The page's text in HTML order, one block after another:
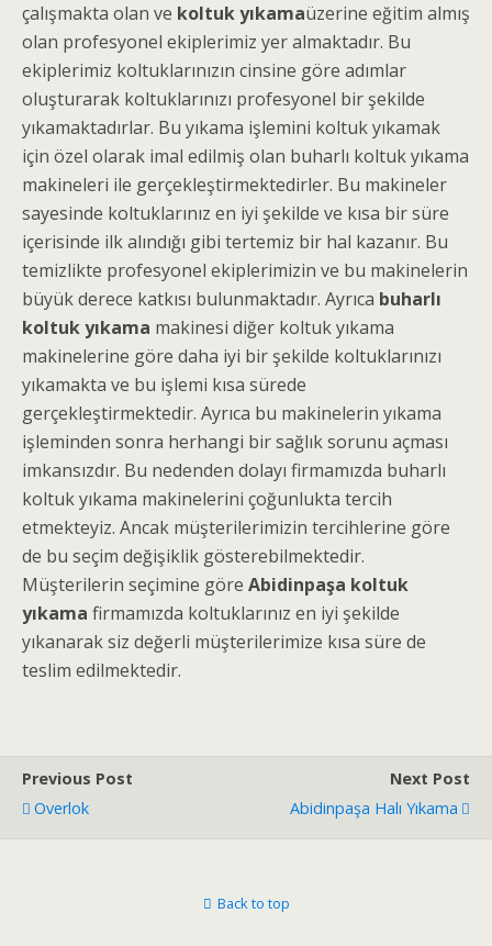
çalışmakta olan ve koltuk yıkamaüzerine eğitim almış
olan profesyonel ekiplerimiz yer almaktadır. Bu
ekiplerimiz koltuklarınızın cinsine göre adımlar
oluşturarak koltuklarınızı profesyonel bir şekilde
yıkamaktadırlar. Bu yıkama işlemini koltuk yıkamak
için özel olarak imal edilmiş olan buharlı koltuk yıkama
makineleri ile gerçekleştirmektedirler. Bu makineler
sayesinde koltuklarınız en iyi şekilde ve kısa bir süre
içerisinde ilk alındığı gibi tertemiz bir hal kazanır. Bu
temizlikte profesyonel ekiplerimizin ve bu makinelerin
büyük derece katkısı bulunmaktadır. Ayrıca buharlı
koltuk yıkama makinesi diğer koltuk yıkama
makinelerine göre daha iyi bir şekilde koltuklarınızı
yıkamakta ve bu işlemi kısa sürede
gerçekleştirmektedir. Ayrıca bu makinelerin yıkama
işleminden sonra herhangi bir sağlık sorunu açması
imkansızdır. Bu nedenden dolayı firmamızda buharlı
koltuk yıkama makinelerini çoğunlukta tercih
etmekteyiz. Ancak müşterilerimizin tercihlerine göre
de bu seçim değişiklik gösterebilmektedir.
Müşterilerin seçimine göre Abidinpaşa koltuk
yıkama firmamızda koltuklarınız en iyi şekilde
yıkanarak siz değerli müşterilerimize kısa süre de
teslim edilmektedir.
Previous Post
Overlok
Next Post
Abidinpaşa Halı Yıkama
Back to top